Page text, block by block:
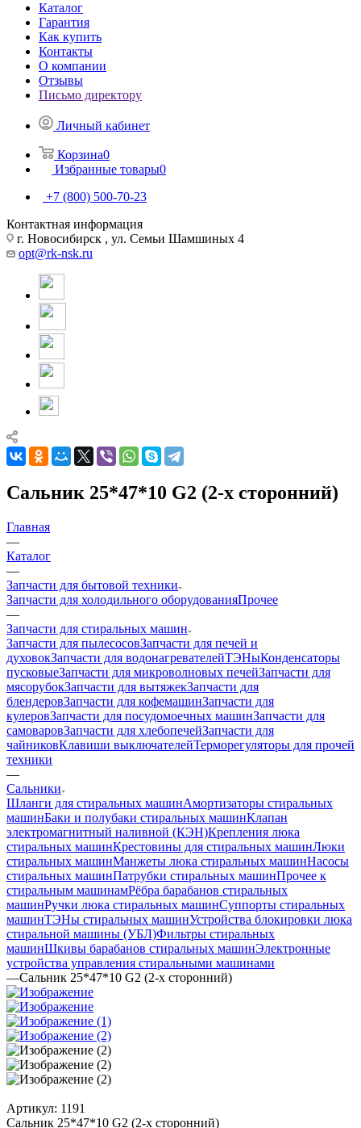
Каталог
Гарантия
Как купить
Контакты
О компании
Отзывы
Письмо директору
Личный кабинет
Корзина0
Избранные товары0
+7 (800) 500-70-23
Контактная информация
г. Новосибирск , ул. Семьи Шамшиных 4
opt@rk-nsk.ru
Сальник 25*47*10 G2 (2-х сторонний)
Главная
—
Каталог
—
Запчасти для бытовой техники
Запчасти для холодильного оборудованияПрочее
—
Запчасти для стиральных машин
Запчасти для пылесосовЗапчасти для печей и
духовокЗапчасти для водонагревателейТЭНыКонденсаторы
пусковыеЗапчасти для микроволновых печейЗапчасти для
мясорубокЗапчасти для вытяжекЗапчасти для
блендеровЗапчасти для кофемашинЗапчасти для
кулеровЗапчасти для посудомоечных машинЗапчасти для
самоваровЗапчасти для хлебопечейЗапчасти для
чайниковКлавиши выключателейТерморегуляторы для прочей
техники
—
Сальники
Шланги для стиральных машинАмортизаторы стиральных
машинБаки и полубаки стиральных машинКлапан
электромагнитный наливной (КЭН)Крепления люка
стиральных машинКрестовины для стиральных машинЛюки
стиральных машинМанжеты люка стиральных машинНасосы
стиральных машинПатрубки стиральных машинПрочее к
стиральным машинамРёбра барабанов стиральных
машинРучки люка стиральных машинСуппорты стиральных
машинТЭНы стиральных машинУстройства блокировки люка
стиральной машины (УБЛ)Фильтры стиральных
машинШкивы барабанов стиральных машинЭлектронные
устройства управления стиральными машинами
—Сальник 25*47*10 G2 (2-х сторонний)
Артикул: 1191
Сальник 25*47*10 G2 (2-х сторонний)